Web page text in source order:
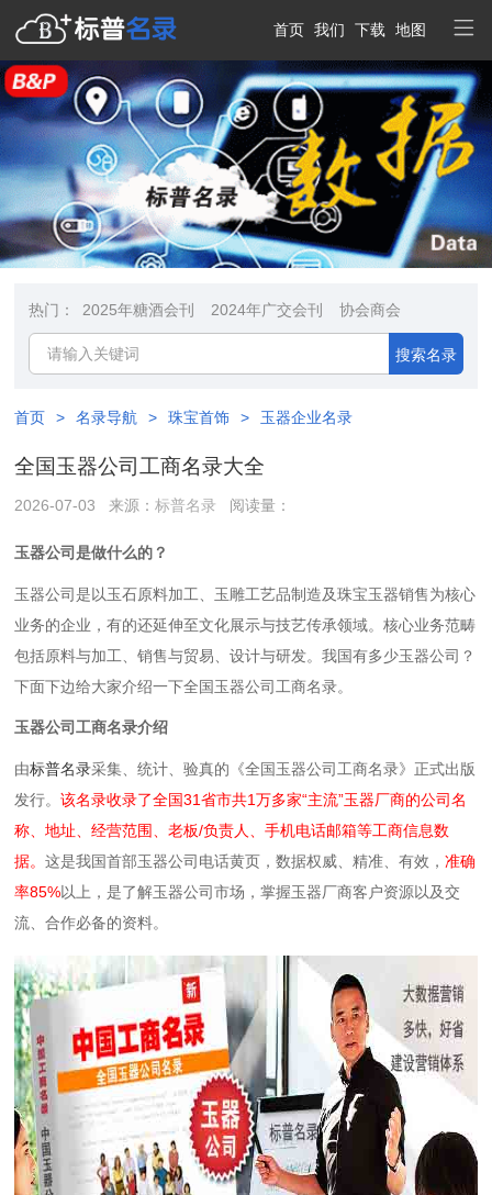
首页 我们 下载 地图
热门： 2025年糖酒会刊 2024年广交会刊 协会商会
搜索名录
首页 > 名录导航 > 珠宝首饰 > 玉器企业名录
全国玉器公司工商名录大全
2026-07-03 来源：标普名录 阅读量：
玉器公司是做什么的？
玉器公司是以‌玉石原料加工、玉雕工艺品制造及珠宝玉器销售‌为核心
业务的企业，有的还延伸至文化展示与技艺传承领域。核心业务范畴
包括原料与加工、销售与贸易、设计与研发。‌‌我国有多少玉器公司？
下面下边给大家介绍一下全国玉器公司工商名录。
玉器公司工商名录介绍
由标普名录采集、统计、验真的《全国玉器公司工商名录》正式出版
发行。该名录收录了全国31省市共1万多家“主流”玉器厂商的公司名
称、地址、经营范围、老板/负责人、手机电话邮箱等工商信息数
据。这是我国首部玉器公司电话黄页，数据权威、精准、有效，准确
率85%以上，是了解玉器公司市场，掌握玉器厂商客户资源以及交
流、合作必备的资料。